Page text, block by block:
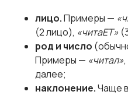
лицо.Примеры —
(2 лицо), «читаЕТ»
род и число
Примеры — «читал»,
далее;
наклонение.Чаще